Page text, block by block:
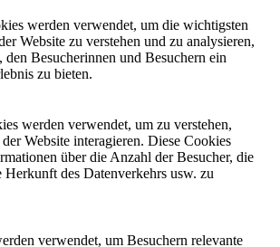
werden verwendet, um die wichtigsten
Website zu verstehen und zu analysieren,
den Besucherinnen und Besuchern ein
zu bieten.
werden verwendet, um zu verstehen,
Website interagieren. Diese Cookies
über die Anzahl der Besucher, die
Herkunft des Datenverkehrs usw. zu
verwendet, um Besuchern relevante